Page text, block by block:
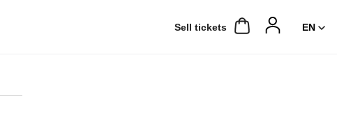
Sell ​​tickets